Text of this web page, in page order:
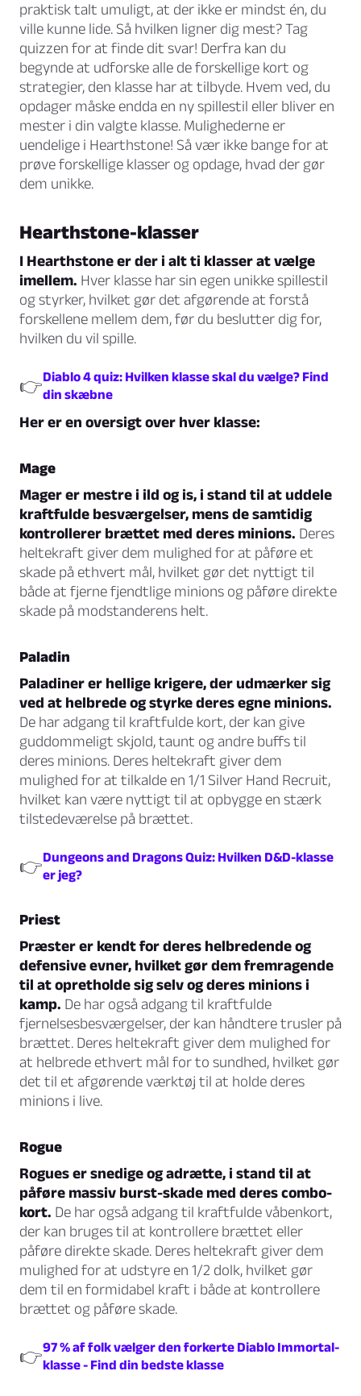
praktisk talt umuligt, at der ikke er mindst én, du
ville kunne lide. Så hvilken ligner dig mest? Tag
quizzen for at finde dit svar! Derfra kan du
begynde at udforske alle de forskellige kort og
strategier, den klasse har at tilbyde. Hvem ved, du
opdager måske endda en ny spillestil eller bliver en
mester i din valgte klasse. Mulighederne er
uendelige i Hearthstone! Så vær ikke bange for at
prøve forskellige klasser og opdage, hvad der gør
dem unikke.
Hearthstone-klasser
I Hearthstone er der i alt ti klasser at vælge
imellem. Hver klasse har sin egen unikke spillestil
og styrker, hvilket gør det afgørende at forstå
forskellene mellem dem, før du beslutter dig for,
hvilken du vil spille.
👉 Diablo 4 quiz: Hvilken klasse skal du vælge? Find
din skæbne
Her er en oversigt over hver klasse:
Mage
Mager er mestre i ild og is, i stand til at uddele
kraftfulde besværgelser, mens de samtidig
kontrollerer brættet med deres minions. Deres
heltekraft giver dem mulighed for at påføre et
skade på ethvert mål, hvilket gør det nyttigt til
både at fjerne fjendtlige minions og påføre direkte
skade på modstanderens helt.
Paladin
Paladiner er hellige krigere, der udmærker sig
ved at helbrede og styrke deres egne minions.
De har adgang til kraftfulde kort, der kan give
guddommeligt skjold, taunt og andre buffs til
deres minions. Deres heltekraft giver dem
mulighed for at tilkalde en 1/1 Silver Hand Recruit,
hvilket kan være nyttigt til at opbygge en stærk
tilstedeværelse på brættet.
👉 Dungeons and Dragons Quiz: Hvilken D&D-klasse
er jeg?
Priest
Præster er kendt for deres helbredende og
defensive evner, hvilket gør dem fremragende
til at opretholde sig selv og deres minions i
kamp. De har også adgang til kraftfulde
fjernelsesbesværgelser, der kan håndtere trusler på
brættet. Deres heltekraft giver dem mulighed for
at helbrede ethvert mål for to sundhed, hvilket gør
det til et afgørende værktøj til at holde deres
minions i live.
Rogue
Rogues er snedige og adrætte, i stand til at
påføre massiv burst-skade med deres combo-
kort. De har også adgang til kraftfulde våbenkort,
der kan bruges til at kontrollere brættet eller
påføre direkte skade. Deres heltekraft giver dem
mulighed for at udstyre en 1/2 dolk, hvilket gør
dem til en formidabel kraft i både at kontrollere
brættet og påføre skade.
👉 97 % af folk vælger den forkerte Diablo Immortal-
klasse - Find din bedste klasse